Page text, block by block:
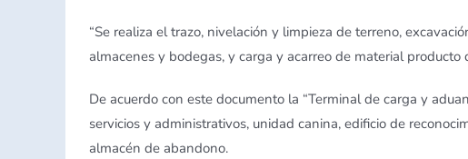
“Se realiza el trazo, nivelación y limpieza de terreno,
almacenes y bodegas, y carga y acarreo de material producto
De acuerdo con este documento la “Terminal de carga y
servicios y administrativos, unidad canina, edificio de
almacén de abandono.